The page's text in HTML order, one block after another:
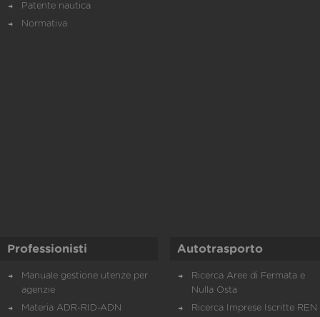
Patente nautica
Normativa
Professionisti
Manuale gestione utenze per
agenzie
Materia ADR-RID-ADN
Autotrasporto
Ricerca Aree di Fermata e
Nulla Osta
Ricerca Imprese Iscritte REN